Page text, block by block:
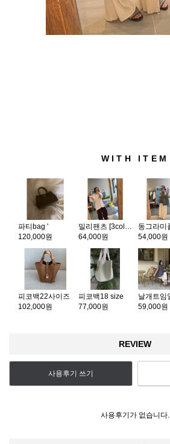
WITH ITEM
파티bag '
120,000원
밀리팬츠 [3color]
64,000원
54,000원
피코백22사이즈
102,000원
피코백18 size
77,000원
59,000원
REVIEW
사용후기 쓰기
사용후기가 없습니다.